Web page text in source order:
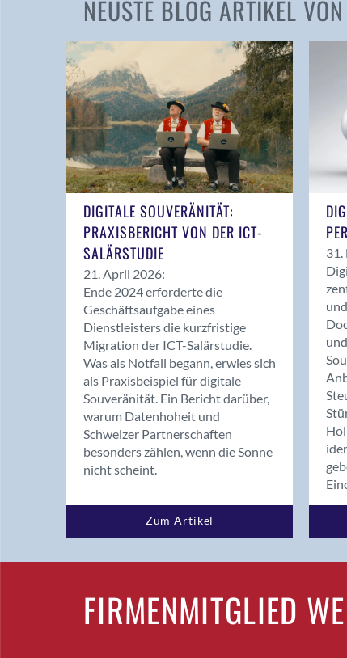
NEUSTE BLOG ARTIKEL
DIGITALE SOUVERÄNITÄT:
PRAXISBERICHT VON DER ICT-
SALÄRSTUDIE
21. April 2026:
Ende 2024 erforderte die
Geschäftsaufgabe eines
Dienstleisters die kurzfristige
Migration der ICT-Salärstudie.
Was als Notfall begann, erwies sich
als Praxisbeispiel für digitale
Souveränität. Ein Bericht darüber,
warum Datenhoheit und
Schweizer Partnerschaften
besonders zählen, wenn die Sonne
nicht scheint.
Zum Artikel
31.
FIRMENMITGLIED